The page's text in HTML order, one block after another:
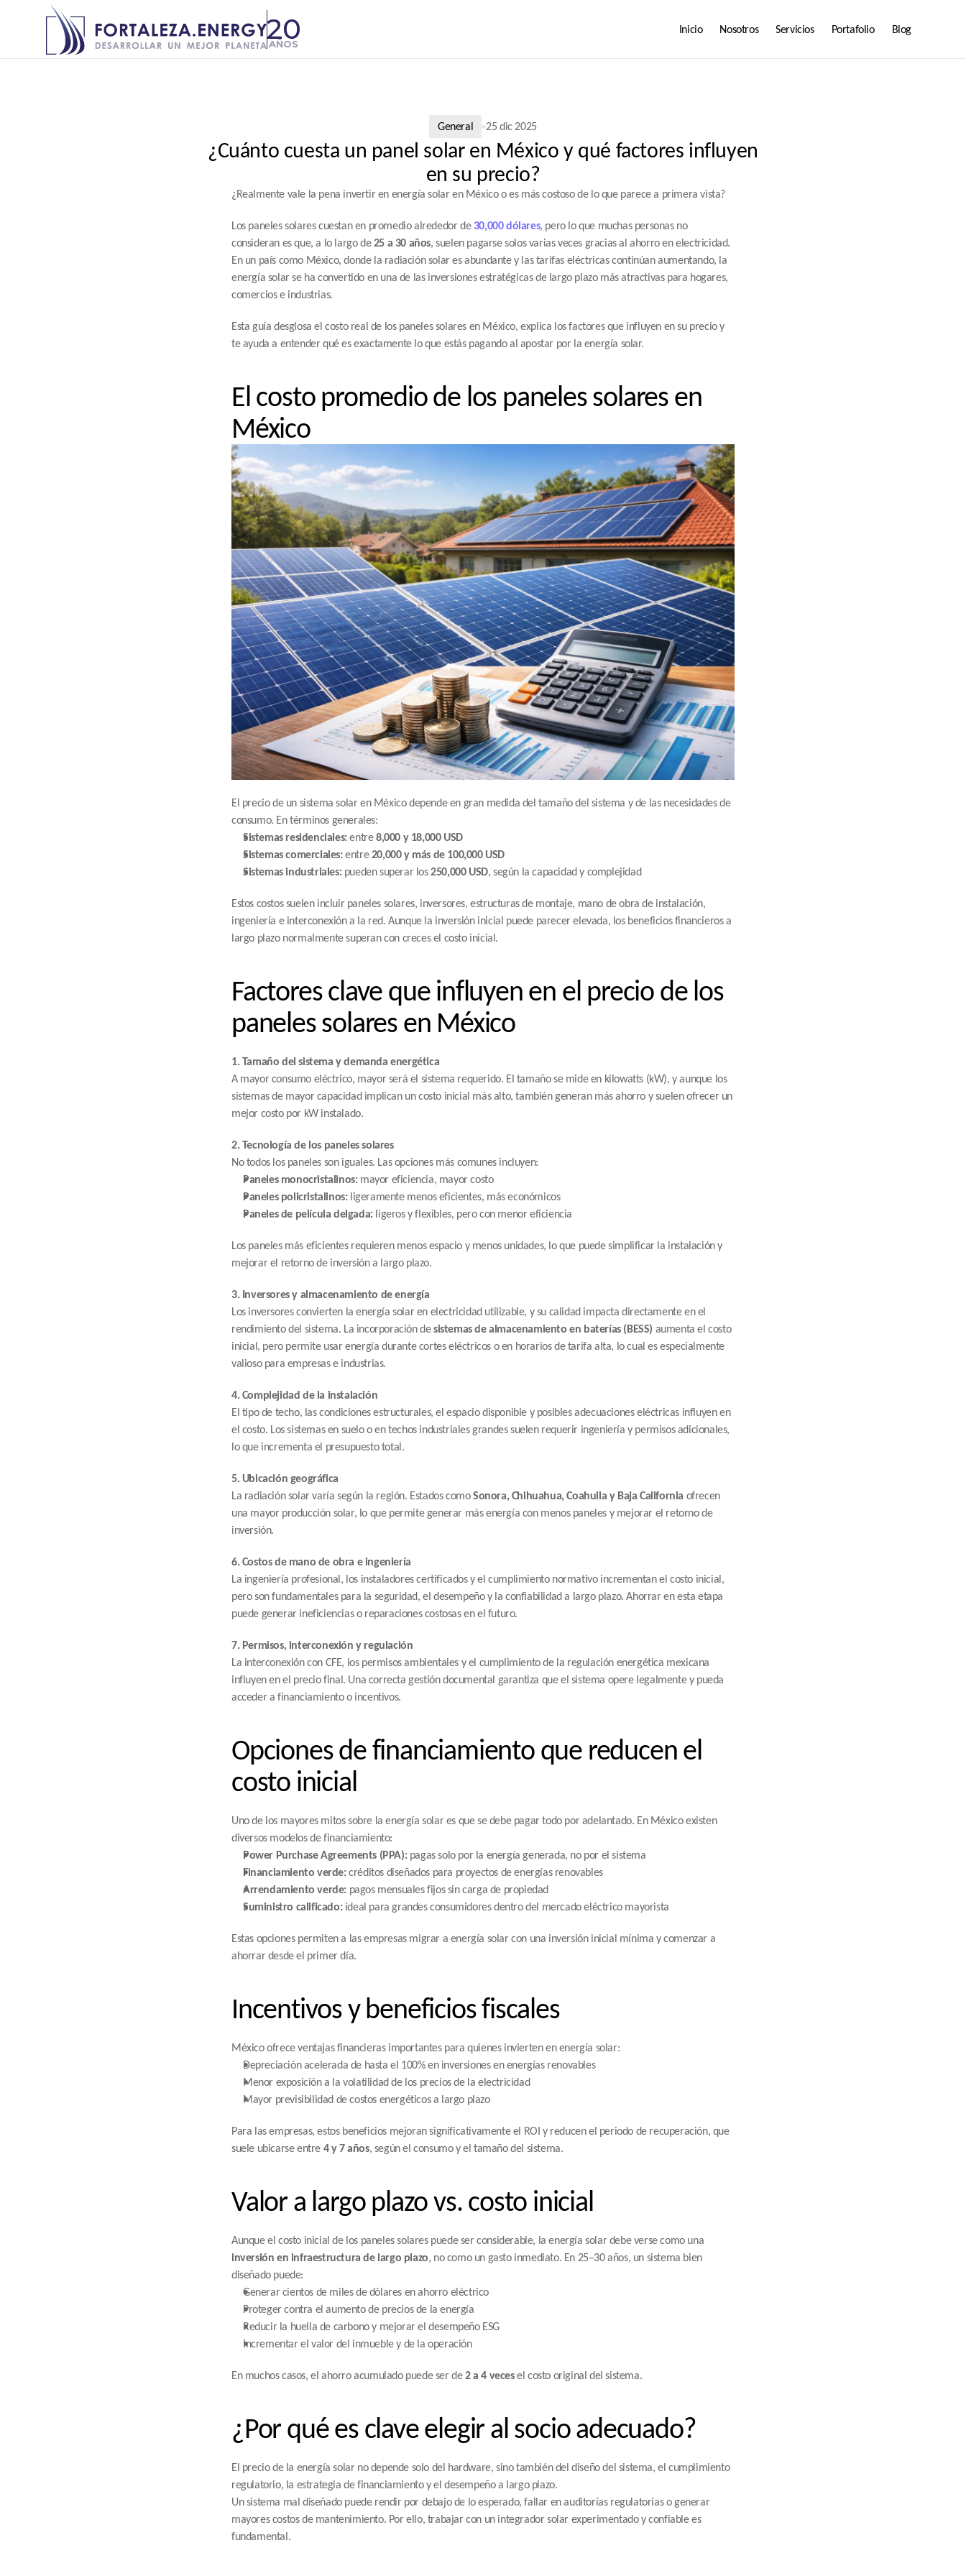
20
AÑOS
Inicio Nosotros Servicios Portafolio Blog
General 25 dic 2025
¿Cuánto cuesta un panel solar en México y qué factores influyen
en su precio?
¿Realmente vale la pena invertir en energía solar en México o es más costoso de lo que parece a primera vista?
Los paneles solares cuestan en promedio alrededor de 30,000 dólares, pero lo que muchas personas no
consideran es que, a lo largo de 25 a 30 años, suelen pagarse solos varias veces gracias al ahorro en electricidad.
En un país como México, donde la radiación solar es abundante y las tarifas eléctricas continúan aumentando, la
energía solar se ha convertido en una de las inversiones estratégicas de largo plazo más atractivas para hogares,
comercios e industrias.
Esta guía desglosa el costo real de los paneles solares en México, explica los factores que influyen en su precio y
te ayuda a entender qué es exactamente lo que estás pagando al apostar por la energía solar.
El costo promedio de los paneles solares en
México
El precio de un sistema solar en México depende en gran medida del tamaño del sistema y de las necesidades de
consumo. En términos generales:
Sistemas residenciales: entre 8,000 y 18,000 USD
Sistemas comerciales: entre 20,000 y más de 100,000 USD
Sistemas industriales: pueden superar los 250,000 USD, según la capacidad y complejidad
Estos costos suelen incluir paneles solares, inversores, estructuras de montaje, mano de obra de instalación,
ingeniería e interconexión a la red. Aunque la inversión inicial puede parecer elevada, los beneficios financieros a
largo plazo normalmente superan con creces el costo inicial.
Factores clave que influyen en el precio de los
paneles solares en México
1. Tamaño del sistema y demanda energética
A mayor consumo eléctrico, mayor será el sistema requerido. El tamaño se mide en kilowatts (kW), y aunque los
sistemas de mayor capacidad implican un costo inicial más alto, también generan más ahorro y suelen ofrecer un
mejor costo por kW instalado.
2. Tecnología de los paneles solares
No todos los paneles son iguales. Las opciones más comunes incluyen:
Paneles monocristalinos: mayor eficiencia, mayor costo
Paneles policristalinos: ligeramente menos eficientes, más económicos
Paneles de película delgada: ligeros y flexibles, pero con menor eficiencia
Los paneles más eficientes requieren menos espacio y menos unidades, lo que puede simplificar la instalación y
mejorar el retorno de inversión a largo plazo.
3. Inversores y almacenamiento de energía
Los inversores convierten la energía solar en electricidad utilizable, y su calidad impacta directamente en el
rendimiento del sistema. La incorporación de sistemas de almacenamiento en baterías (BESS) aumenta el costo
inicial, pero permite usar energía durante cortes eléctricos o en horarios de tarifa alta, lo cual es especialmente
valioso para empresas e industrias.
4. Complejidad de la instalación
El tipo de techo, las condiciones estructurales, el espacio disponible y posibles adecuaciones eléctricas influyen en
el costo. Los sistemas en suelo o en techos industriales grandes suelen requerir ingeniería y permisos adicionales,
lo que incrementa el presupuesto total.
5. Ubicación geográfica
La radiación solar varía según la región. Estados como Sonora, Chihuahua, Coahuila y Baja California ofrecen
una mayor producción solar, lo que permite generar más energía con menos paneles y mejorar el retorno de
inversión.
6. Costos de mano de obra e ingeniería
La ingeniería profesional, los instaladores certificados y el cumplimiento normativo incrementan el costo inicial,
pero son fundamentales para la seguridad, el desempeño y la confiabilidad a largo plazo. Ahorrar en esta etapa
puede generar ineficiencias o reparaciones costosas en el futuro.
7. Permisos, interconexión y regulación
La interconexión con CFE, los permisos ambientales y el cumplimiento de la regulación energética mexicana
influyen en el precio final. Una correcta gestión documental garantiza que el sistema opere legalmente y pueda
acceder a financiamiento o incentivos.
Opciones de financiamiento que reducen el
costo inicial
Uno de los mayores mitos sobre la energía solar es que se debe pagar todo por adelantado. En México existen
diversos modelos de financiamiento:
Power Purchase Agreements (PPA): pagas solo por la energía generada, no por el sistema
Financiamiento verde: créditos diseñados para proyectos de energías renovables
Arrendamiento verde: pagos mensuales fijos sin carga de propiedad
Suministro calificado: ideal para grandes consumidores dentro del mercado eléctrico mayorista
Estas opciones permiten a las empresas migrar a energía solar con una inversión inicial mínima y comenzar a
ahorrar desde el primer día.
Incentivos y beneficios fiscales
México ofrece ventajas financieras importantes para quienes invierten en energía solar:
Depreciación acelerada de hasta el 100% en inversiones en energías renovables
Menor exposición a la volatilidad de los precios de la electricidad
Mayor previsibilidad de costos energéticos a largo plazo
Para las empresas, estos beneficios mejoran significativamente el ROI y reducen el periodo de recuperación, que
suele ubicarse entre 4 y 7 años, según el consumo y el tamaño del sistema.
Valor a largo plazo vs. costo inicial
inversión en infraestructura de largo plazo, no como un gasto inmediato. En 25–30 años, un sistema bien
diseñado puede:
Generar cientos de miles de dólares en ahorro eléctrico
Proteger contra el aumento de precios de la energía
Reducir la huella de carbono y mejorar el desempeño ESG
Incrementar el valor del inmueble y de la operación
En muchos casos, el ahorro acumulado puede ser de 2 a 4 veces el costo original del sistema.
¿Por qué es clave elegir al socio adecuado?
El precio de la energía solar no depende solo del hardware, sino también del diseño del sistema, el cumplimiento
regulatorio, la estrategia de financiamiento y el desempeño a largo plazo.
Un sistema mal diseñado puede rendir por debajo de lo esperado, fallar en auditorías regulatorias o generar
mayores costos de mantenimiento. Por ello, trabajar con un integrador solar experimentado y confiable es
fundamental.